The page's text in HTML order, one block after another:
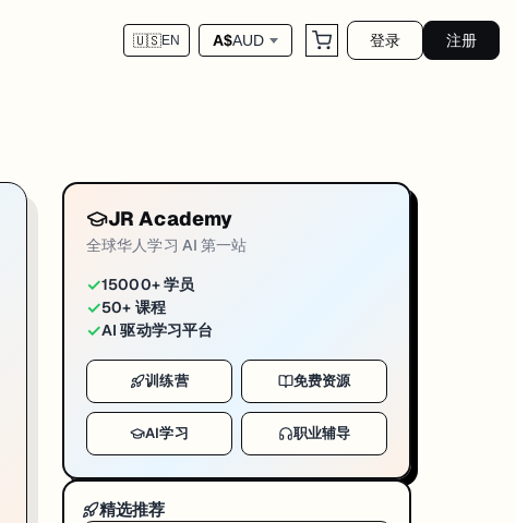
🇺🇸EN A$AUD 登录 注册
JR Academy
全球华人学习 AI 第一站
✓15000+ 学员
✓50+ 课程
✓AI 驱动学习平台
训练营 免费资源
AI学习 职业辅导
精选推荐